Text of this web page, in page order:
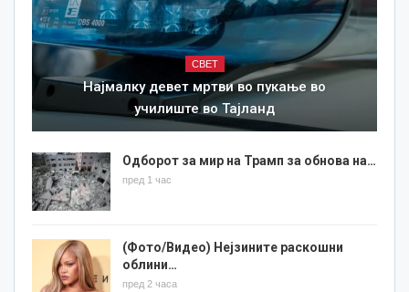
СВЕТ
Најмалку девет мртви во пукање во
училиште во Тајланд
Одборот за мир на Трамп за обнова на…
пред 1 час
(Фото/Видео) Нејзините раскошни
облини…
пред 2 часа